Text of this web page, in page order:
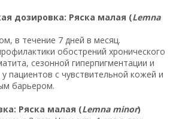
дозировка: Ряска малая (Lemna
в течение 7 дней в месяц.
обострений хронического
сезонной гиперпигментации и
пациентов с чувствительной кожей и
барьером.
Ряска малая (Lemna minor)